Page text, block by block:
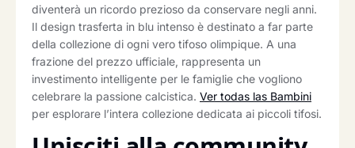
diventerà un ricordo prezioso da conservare negli anni.
Il design trasferta in blu intenso è destinato a far parte
della collezione di ogni vero tifoso olimpique. A una
frazione del prezzo ufficiale, rappresenta un
investimento intelligente per le famiglie che vogliono
celebrare la passione calcistica. Ver todas las Bambini
per esplorare l’intera collezione dedicata ai piccoli tifosi.